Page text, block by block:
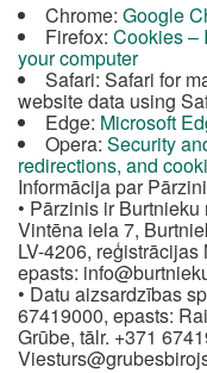
Chrome: Google
Firefox: Cookies –
your computer
Safari: Safari for
website data using
Edge: Microsoft
Opera: Security
redirections, and
Informācija par
• Pārzinis ir
Vintēna iela 7,
LV-4206,
epasts:
• Datu aizsardzības
67419000, epasts:
Grūbe, tālr. +371